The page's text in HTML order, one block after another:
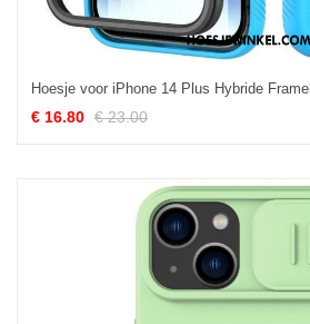
Hoesje voor iPhone 14 Plus Hybride
€ 16.80 € 23.00